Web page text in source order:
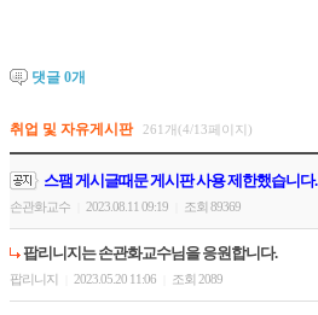
댓글 0개
취업 및 자유게시판 261개(4/13페이지)
스팸 게시글때문 게시판 사용 제한했습니다.
손관화교수 2023.08.11 09:19 조회 89369
팝리니지는 손관화교수님을 응원합니다.
팝리니지 2023.05.20 11:06 조회 2089